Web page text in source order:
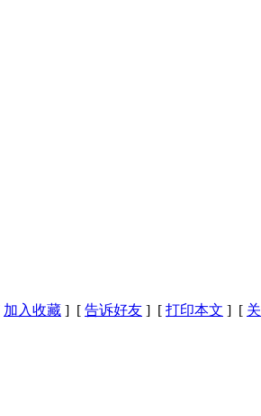
加入收藏 ] [ 告诉好友 ] [ 打印本文 ] [